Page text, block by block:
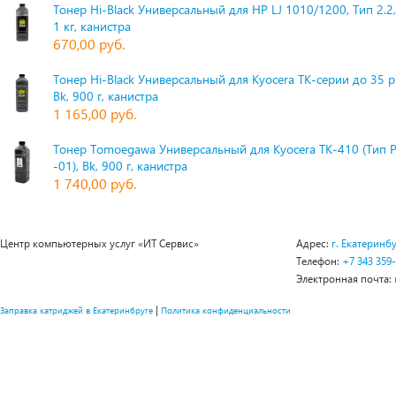
Тонер Hi-Black Универсальный для HP LJ 1010/1200, Тип
1 кг, канистра
670,00 руб.
Тонер Hi-Black Универсальный для Kyocera TK-серии до 35
Bk, 900 г, канистра
1 165,00 руб.
Тонер Tomoegawa Универсальный для Kyocera TK-410 (Тип
-01), Bk, 900 г, канистра
1 740,00 руб.
Центр компьютерных услуг «ИТ Сервис» Адрес: г.
Телефон: +7 343
Электронная почта:
Заправка катриджей в Екатеринбруге | Политика конфиденциальности